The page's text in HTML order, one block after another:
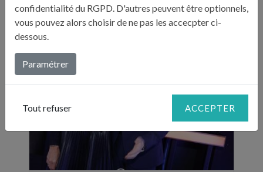
Lire plus...
confidentialité du RGPD. D'autres peuvent être optionnels,
vous pouvez alors choisir de ne pas les accecpter ci-
dessous.
Paramétrer
Tout refuser ACCEPTER